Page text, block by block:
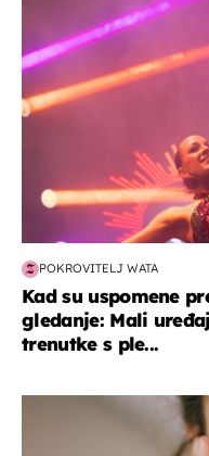
POKROVITELJ WATA
Kad su uspomene
gledanje: Mali
trenutke s ple...
moda & ljepota